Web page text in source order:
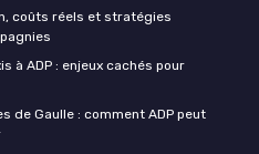
coûts réels et stratégies
à ADP : enjeux cachés pour
de Gaulle : comment ADP peut